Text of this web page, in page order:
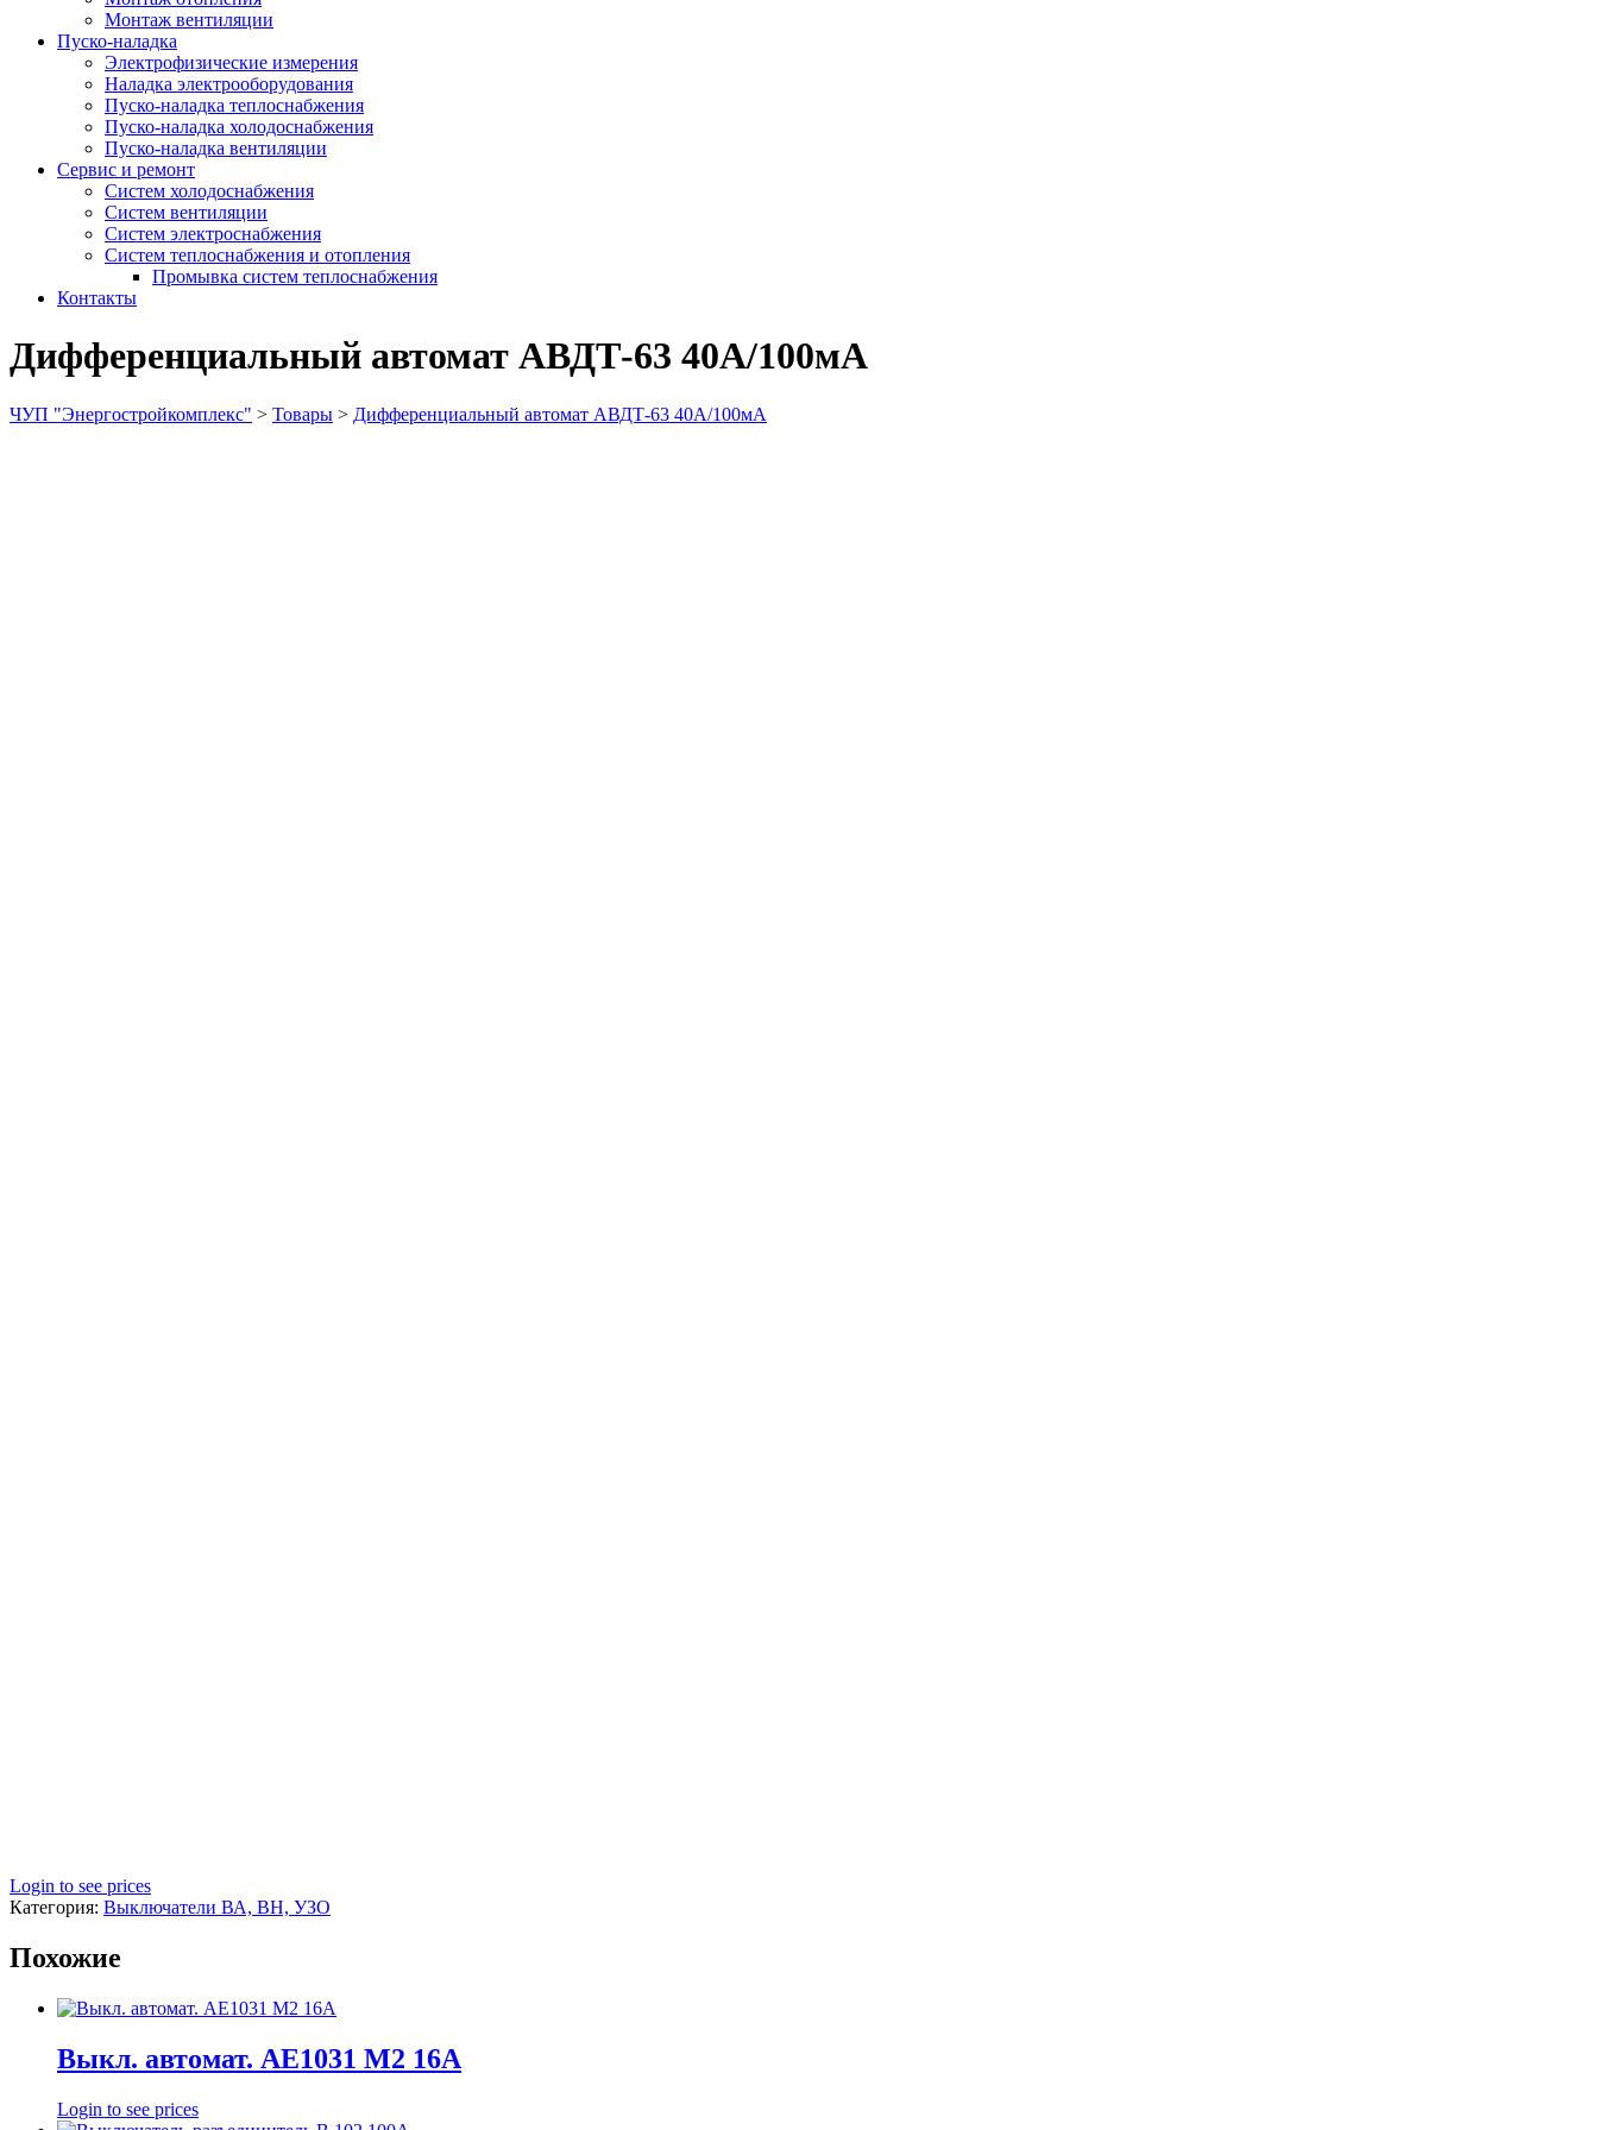
Монтаж вентиляции
Пуско-наладка
Электрофизические измерения
Наладка электрооборудования
Пуско-наладка теплоснабжения
Пуско-наладка холодоснабжения
Пуско-наладка вентиляции
Сервис и ремонт
Систем холодоснабжения
Систем вентиляции
Систем электроснабжения
Систем теплоснабжения и отопления
Промывка систем теплоснабжения
Контакты
Дифференциальный автомат АВДТ-63 40А/100мА
ЧУП "Энергостройкомплекс" > Товары > Дифференциальный автомат АВДТ-63 40А/100мА
Login to see prices
Категория: Выключатели ВА, ВН, УЗО
Похожие
Выкл. автомат. АЕ1031 М2 16А
Login to see prices